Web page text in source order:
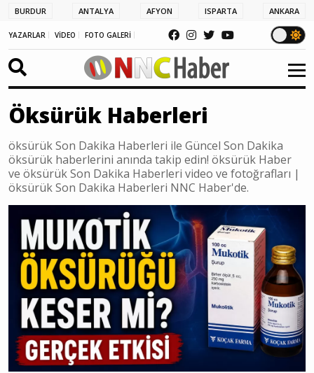
BURDUR ANTALYA AFYON ISPARTA ANKARA
YAZARLAR VİDEO FOTO GALERİ
Öksürük Haberleri
öksürük Son Dakika Haberleri ile Güncel Son Dakika
öksürük haberlerini anında takip edin! öksürük Haber
ve öksürük Son Dakika Haberleri video ve fotoğrafları |
öksürük Son Dakika Haberleri NNC Haber'de.